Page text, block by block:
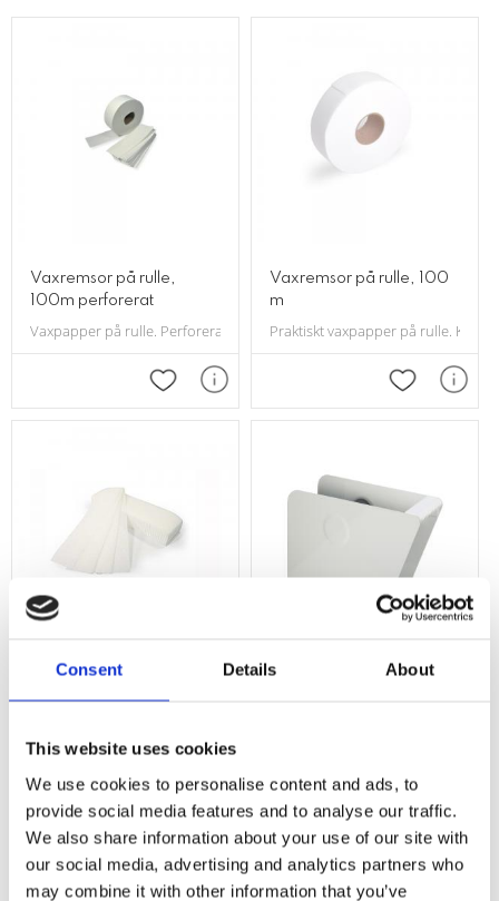
Consent Details About
This website uses cookies
We use cookies to personalise content and ads, to
provide social media features and to analyse our traffic.
We also share information about your use of our site with
our social media, advertising and analytics partners who
may combine it with other information that you’ve
Omdömen
Vaxremsor på rulle,
100m perforerat
Vaxpapper på rulle. Perforerat vilket gör det lättare att dra av. Bredd:
Lägg till i favoriter
Vaxremsor på rulle, 100
m
Praktiskt vaxpapper på rulle. Klipp
Lägg till i
Vaxremsor, Mini, 100st
Lägg till i favoriter
Hållare till vaxremsor på
Lägg till i